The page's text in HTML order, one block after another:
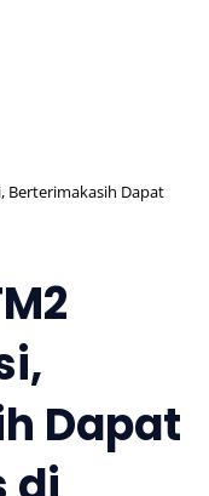
Berterimakasih Dapat
Dapat